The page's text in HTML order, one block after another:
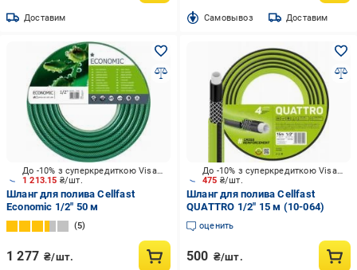
Доставим Cамовывоз Доставим
1 213.15 ₴/шт.
До -10% з суперкредиткою Visa Вигода
Шланг для полива Cellfast
Economic 1/2" 50 м
5
1 277 ₴/шт.
475 ₴/шт.
До -10% з суперкредиткою Visa Вигода
Шланг для полива Cellfast
QUATTRO 1/2" 15 м (10-064)
оценить
500 ₴/шт.